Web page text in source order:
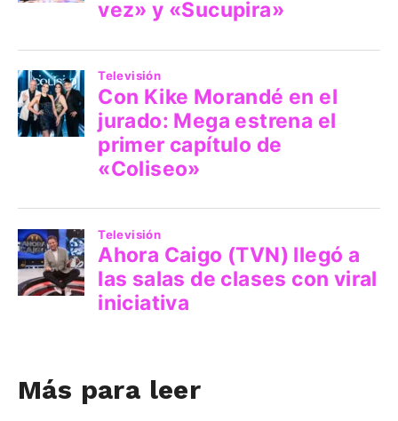
Más para leer